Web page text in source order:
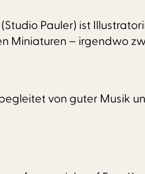
Pauler) ist
Miniaturen – irgendwo
von guter Musik